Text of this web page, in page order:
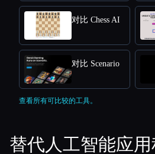
对比 Chess AI
对比 Scenario
查看所有可比较的工具。
替代人工智能应